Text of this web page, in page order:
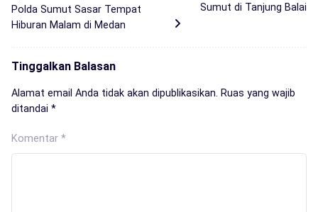
Polda Sumut Sasar Tempat
Hiburan Malam di Medan
Sumut di Tanjung Balai
Tinggalkan Balasan
Alamat email Anda tidak akan dipublikasikan. Ruas yang wajib
ditandai *
Komentar *